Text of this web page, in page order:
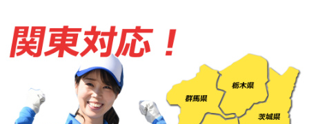
給水管工事※（塩ビ管（VP・HI）使
用/3ｍまで)
給水管工事※（塩ビ管（VP・HI）使
用（追加）/3ｍ超え)
+8,800円
給水管工事※（ライニング鋼管・銅
44,000円